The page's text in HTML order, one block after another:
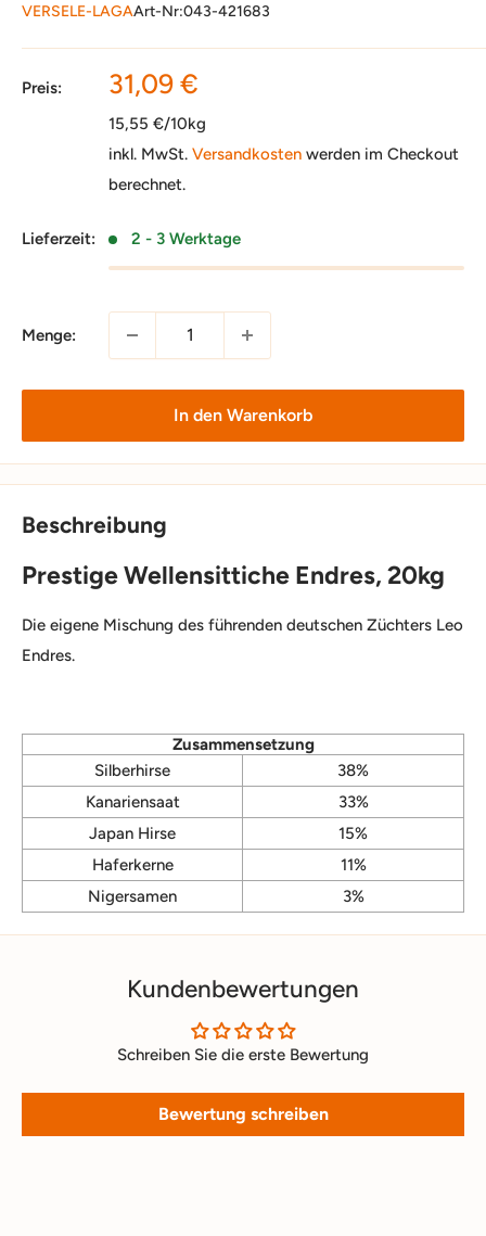
VERSELE-LAGAArt-Nr:043-421683
Preis: Sonderpreis
31,09 €
15,55 €/10kg
inkl. MwSt. Versandkosten werden im Checkout
berechnet.
Lieferzeit: 2 - 3 Werktage
Menge:
In den Warenkorb
Beschreibung
Prestige Wellensittiche Endres, 20kg
Die eigene Mischung des führenden deutschen Züchters Leo
Endres.
Zusammensetzung
Silberhirse
38%
Kanariensaat
33%
Japan Hirse
15%
Haferkerne
11%
Nigersamen
3%
Kundenbewertungen
Schreiben Sie die erste Bewertung
Bewertung schreiben